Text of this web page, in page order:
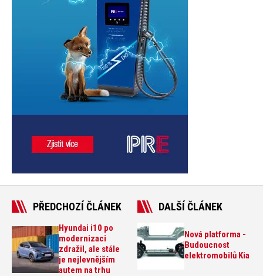
PŘEDCHOZÍ ČLÁNEK
Hyundai i10 po
modernizaci
zdražil, ale stále
je nejlevnějším
autem na trhu
DALŠÍ ČLÁNEK
Nová platforma -
Budoucnost
elektromobilů Kia